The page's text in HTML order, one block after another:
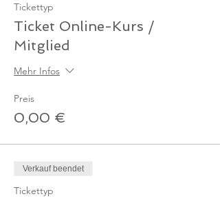
Tickettyp
Ticket Online-Kurs /
Mitglied
Mehr Infos
Preis
0,00 €
Verkauf beendet
Tickettyp